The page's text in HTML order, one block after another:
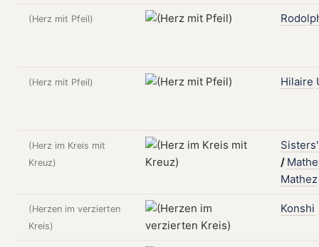
(Herz mit Pfeil)
(Herz mit Pfeil) Hilaire
(Herz im Kreis mit
Kreuz)
Sisters'
/
Mathez
(Herzen im verzierten
Kreis)
Konshi